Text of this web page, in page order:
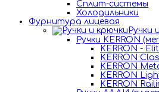
Сплит-системы
Холодильники
Фурнитура лицевая
Ручки
Ручки KERRON
KERRON -
KERRON
KERRON
KERRON
KERRON